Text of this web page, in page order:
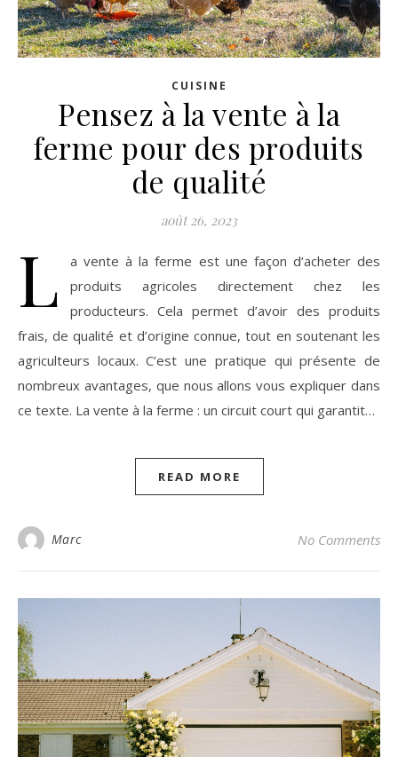
CUISINE
Pensez à la vente à la
ferme pour des produits
de qualité
août 26, 2023
L
a vente à la ferme est une façon d’acheter des
produits agricoles directement chez les
producteurs. Cela permet d’avoir des produits
frais, de qualité et d’origine connue, tout en soutenant les
agriculteurs locaux. C’est une pratique qui présente de
nombreux avantages, que nous allons vous expliquer dans
ce texte. La vente à la ferme : un circuit court qui garantit…
READ MORE
Marc No Comments